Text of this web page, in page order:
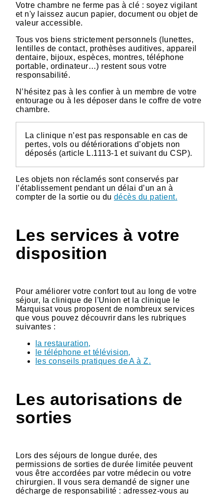
Votre chambre ne ferme pas à clé : soyez vigilant
et n'y laissez aucun papier, document ou objet de
valeur accessible.
Tous vos biens strictement personnels (lunettes,
lentilles de contact, prothèses auditives, appareil
dentaire, bijoux, espèces, montres, téléphone
portable, ordinateur…) restent sous votre
responsabilité.
N’hésitez pas à les confier à un membre de votre
entourage ou à les déposer dans le coffre de votre
chambre.
La clinique n’est pas responsable en cas de
pertes, vols ou détériorations d’objets non
déposés (article L.1113-1 et suivant du CSP).
Les objets non réclamés sont conservés par
l’établissement pendant un délai d’un an à
compter de la sortie ou du décès du patient.
Les services à votre
disposition
Pour améliorer votre confort tout au long de votre
séjour, la clinique de l'Union et la clinique le
Marquisat vous proposent de nombreux services
que vous pouvez découvrir dans les rubriques
suivantes :
la restauration,
le téléphone et télévision,
les conseils pratiques de A à Z.
Les autorisations de
sorties
Lors des séjours de longue durée, des
permissions de sorties de durée limitée peuvent
vous être accordées par votre médecin ou votre
chirurgien. Il vous sera demandé de signer une
décharge de responsabilité : adressez-vous au